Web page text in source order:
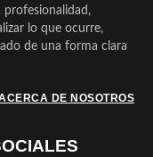
profesionalidad,
lo que ocurre,
de una forma clara
DE NOSOTROS